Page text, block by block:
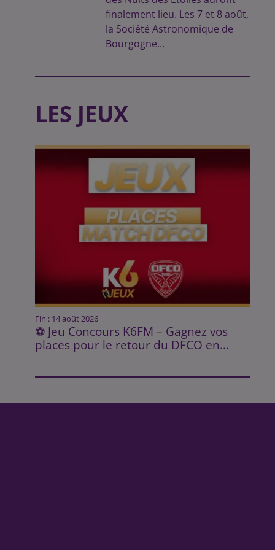
finalement lieu. Les 7 et 8 août,
la Société Astronomique de
Bourgogne...
LES JEUX
Fin : 14 août 2026
⚽ Jeu Concours K6FM – Gagnez vos
places pour le retour du DFCO en...